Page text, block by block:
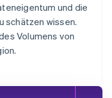
und die
schätzen wissen.
Volumens von